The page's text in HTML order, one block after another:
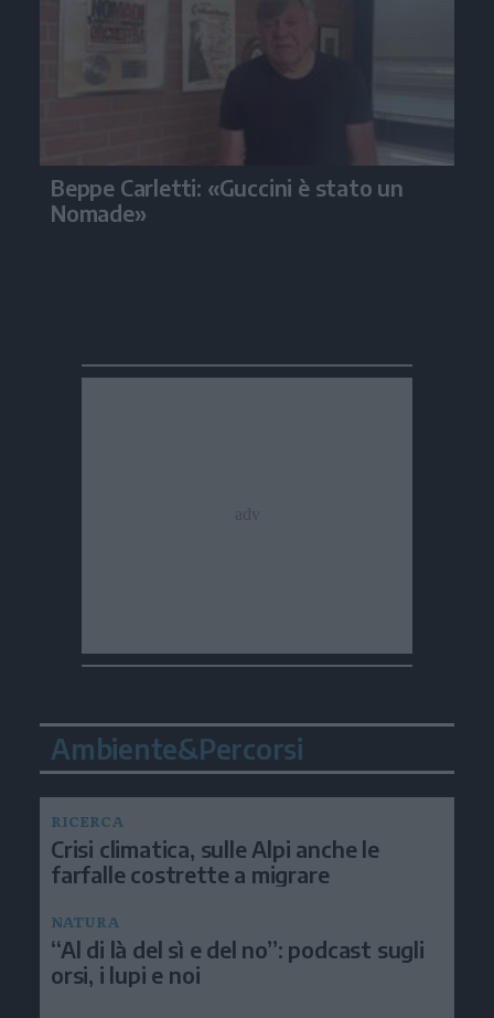
Beppe Carletti: «Guccini è stato un
Nomade»
Ambiente&Percorsi
RICERCA
Crisi climatica, sulle Alpi anche le
farfalle costrette a migrare
NATURA
“Al di là del sì e del no”: podcast sugli
orsi, i lupi e noi